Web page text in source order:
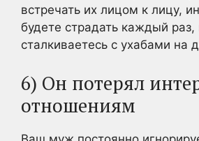
встречать их лицом к лицу,
будете страдать каждый раз,
сталкиваетесь с ухабами на
6) Он потерял
отношениям